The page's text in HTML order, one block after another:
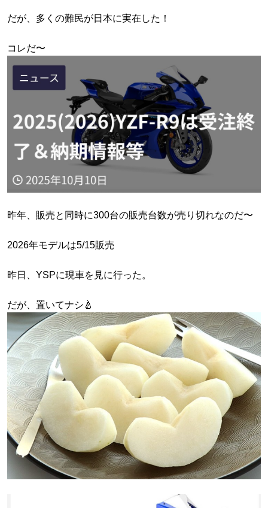
だが、多くの難民が日本に実在した！
コレだ〜
昨年、販売と同時に300台の販売台数が売り切れなのだ〜
2026年モデルは5/15販売
昨日、YSPに現車を見に行った。
だが、置いてナシ🍐